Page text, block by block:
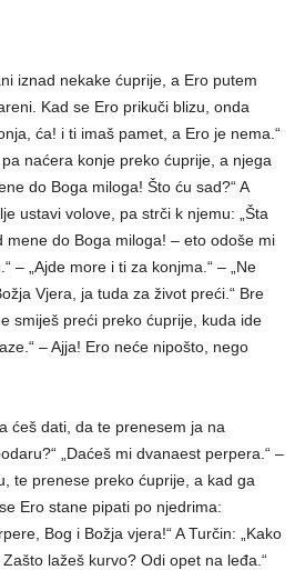
iznad nekake ćuprije, a Ero putem
Kad se Ero prikuči blizu, onda
ća! i ti imaš pamet, a Ero je nema.“
naćera konje preko ćuprije, a njega
do Boga miloga! Što ću sad?“ A
ustavi volove, pa strči k njemu: „Šta
mene do Boga miloga! – eto odoše mi
– „Ajde more i ti za konjma.“ – „Ne
Vjera, ja tuda za život preći.“ Bre
smiješ preći preko ćuprije, kuda ide
– Ajja! Ero neće nipošto, nego
ćeš dati, da te prenesem ja na
„Daćeš mi dvanaest perpera.“ –
te prenese preko ćuprije, a kad ga
Ero stane pipati po njedrima:
Bog i Božja vjera!“ A Turčin: „Kako
lažeš kurvo? Odi opet na leđa.“